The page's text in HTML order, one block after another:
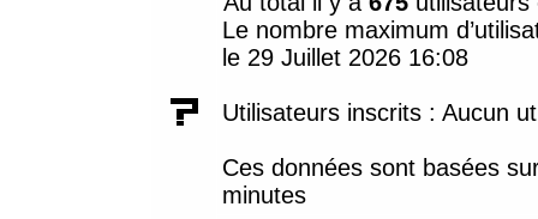
Le nombre maximum
le 29 Juillet 2026 16:08
Utilisateurs inscrits : Aucun
Ces données sont basées
minutes